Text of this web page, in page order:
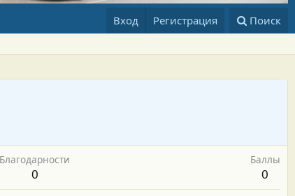
Вход Регистрация Поиск
Благодарности
0
Баллы
0